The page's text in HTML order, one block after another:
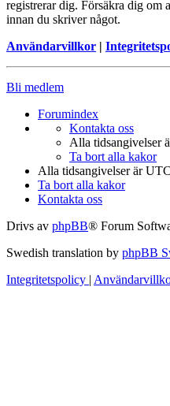
registrerar dig. Försäkra dig om
innan du skriver något.
Användarvillkor |
Bli medlem
Forumindex
Kontakta oss
Alla tidsangivelser
Ta bort alla kakor
Alla tidsangivelser är
Ta bort alla kakor
Kontakta oss
Drivs av phpBB® Forum
Swedish translation by phpBB
Integritetspolicy |